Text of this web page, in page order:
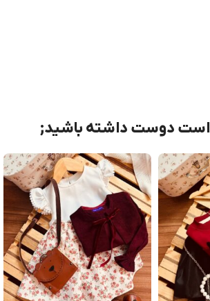
دوست داشته باشید;